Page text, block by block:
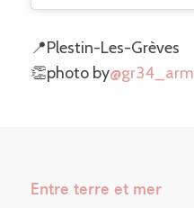
📍Plestin-Les-Grèves
👏photo by
Entre terre et mer